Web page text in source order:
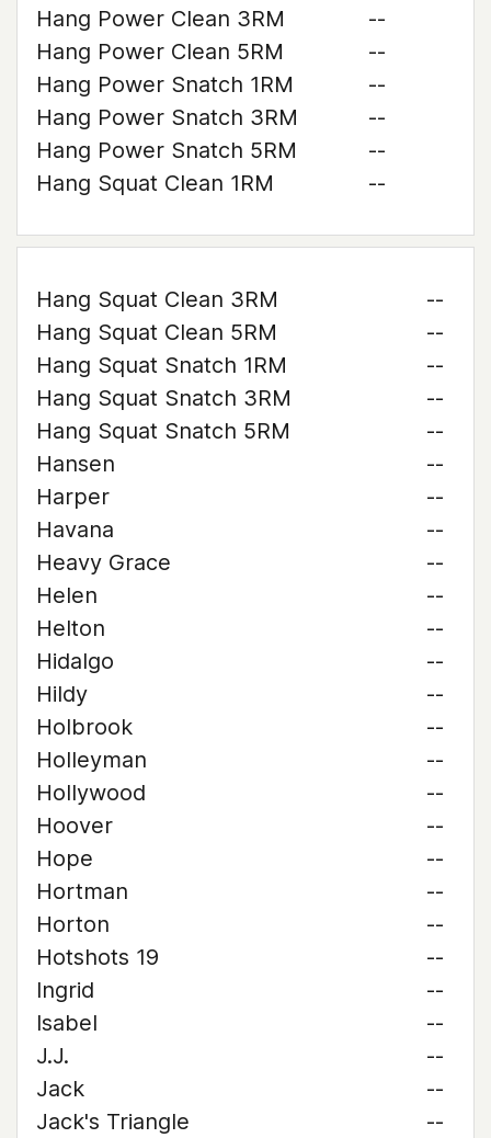
Hang Power Clean 3RM
--
Hang Power Clean 5RM
--
Hang Power Snatch 1RM
--
Hang Power Snatch 3RM
--
Hang Power Snatch 5RM
--
Hang Squat Clean 1RM
--
Hang Squat Clean 3RM
--
Hang Squat Clean 5RM
--
Hang Squat Snatch 1RM
--
Hang Squat Snatch 3RM
--
Hang Squat Snatch 5RM
--
Hansen
--
Harper
--
Havana
--
Heavy Grace
--
Helen
--
Helton
--
Hidalgo
--
Hildy
--
Holbrook
--
Holleyman
--
Hollywood
--
Hoover
--
Hope
--
Hortman
--
Horton
--
Hotshots 19
--
Ingrid
--
Isabel
--
J.J.
--
Jack
--
Jack's Triangle
--